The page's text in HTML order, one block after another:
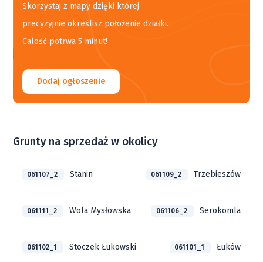
Skorzystaj z mapy dzięki której
precyzyjnie określisz położenie działki.
Calość potrwa 5 minut!
Dodaj ogłoszenie
Grunty na sprzedaż w okolicy
061107_2 Stanin 061109_2 Trzebieszów
061111_2 Wola Mysłowska 061106_2 Serokomla
061102_1 Stoczek Łukowski 061101_1 Łuków